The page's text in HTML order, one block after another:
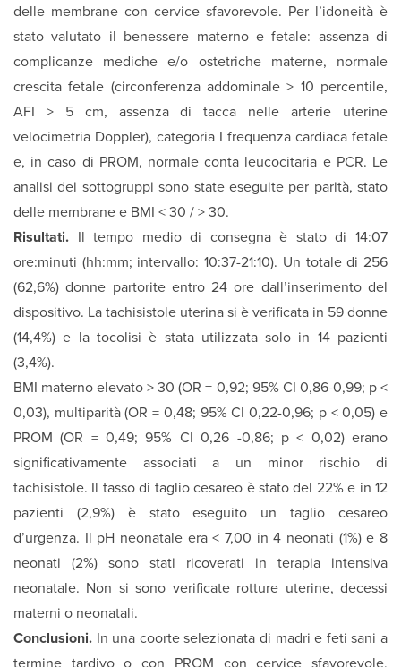
delle membrane con cervice sfavorevole. Per l’idoneità è
stato valutato il benessere materno e fetale: assenza di
complicanze mediche e/o ostetriche materne, normale
crescita fetale (circonferenza addominale > 10 percentile,
AFI > 5 cm, assenza di tacca nelle arterie uterine
velocimetria Doppler), categoria I frequenza cardiaca fetale
e, in caso di PROM, normale conta leucocitaria e PCR. Le
analisi dei sottogruppi sono state eseguite per parità, stato
delle membrane e BMI < 30 / > 30.
Risultati. Il tempo medio di consegna è stato di 14:07
ore:minuti (hh:mm; intervallo: 10:37-21:10). Un totale di 256
(62,6%) donne partorite entro 24 ore dall’inserimento del
dispositivo. La tachisistole uterina si è verificata in 59 donne
(14,4%) e la tocolisi è stata utilizzata solo in 14 pazienti
(3,4%).
BMI materno elevato > 30 (OR = 0,92; 95% CI 0,86-0,99; p <
0,03), multiparità (OR = 0,48; 95% CI 0,22-0,96; p < 0,05) e
PROM (OR = 0,49; 95% CI 0,26 -0,86; p < 0,02) erano
significativamente associati a un minor rischio di
tachisistole. Il tasso di taglio cesareo è stato del 22% e in 12
pazienti (2,9%) è stato eseguito un taglio cesareo
d’urgenza. Il pH neonatale era < 7,00 in 4 neonati (1%) e 8
neonati (2%) sono stati ricoverati in terapia intensiva
neonatale. Non si sono verificate rotture uterine, decessi
materni o neonatali.
Conclusioni. In una coorte selezionata di madri e feti sani a